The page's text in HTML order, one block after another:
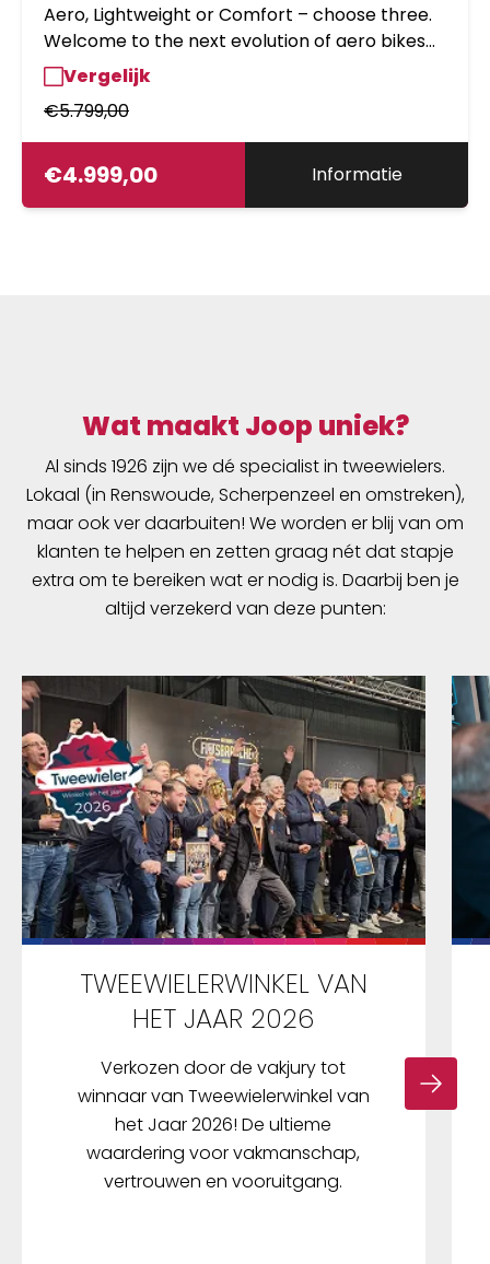
Aero, Lightweight or Comfort – choose three.
Welcome to the next evolution of aero bikes
with the all-new Foil RC. Designed to meet the
demands of WorldTour sprinters, attackers
and breakaway riders, this is the fastest road
bike we’ve ever produced. Win Every
Ride.Please note that bike specifications are
Vergelijk
€5.799,00
€4.999,00 Informatie
Wat maakt Joop uniek?
Al sinds 1926 zijn we dé specialist in tweewielers.
Lokaal (in Renswoude, Scherpenzeel en omstreken),
maar ook ver daarbuiten! We worden er blij van om
klanten te helpen en zetten graag nét dat stapje
extra om te bereiken wat er nodig is. Daarbij ben je
altijd verzekerd van deze punten:
TWEEWIELERWINKEL VAN
HET JAAR 2026
Verkozen door de vakjury tot
winnaar van Tweewielerwinkel van
het Jaar 2026! De ultieme
waardering voor vakmanschap,
vertrouwen en vooruitgang.